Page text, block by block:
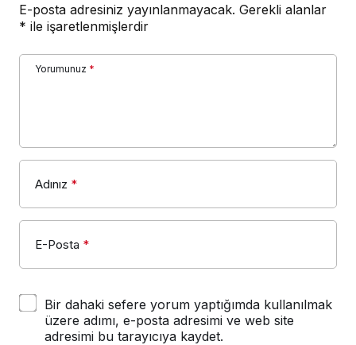
E-posta adresiniz yayınlanmayacak. Gerekli alanlar
* ile işaretlenmişlerdir
Yorumunuz *
Adınız *
E-Posta *
Bir dahaki sefere yorum yaptığımda kullanılmak
üzere adımı, e-posta adresimi ve web site
adresimi bu tarayıcıya kaydet.